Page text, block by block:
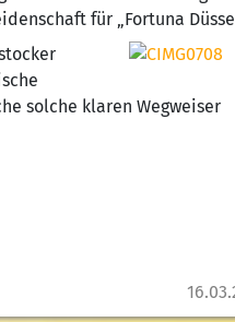
für „Fortuna
solche klaren Wegweiser